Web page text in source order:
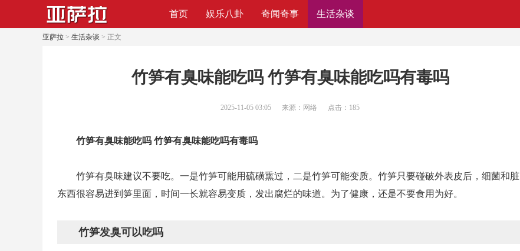
首页 娱乐八卦 奇闻奇事 生活杂谈
亚萨拉 > 生活杂谈 > 正文
​竹笋有臭味能吃吗 竹笋有臭味能吃吗有毒吗
2025-11-05 03:05 来源：网络 点击： 185
竹笋有臭味能吃吗 竹笋有臭味能吃吗有毒吗
竹笋有臭味建议不要吃。一是竹笋可能用硫磺熏过，二是竹笋可能变质。竹笋只要碰破外表皮后，细菌和脏
东西很容易进到笋里面，时间一长就容易变质，发出腐烂的味道。为了健康，还是不要食用为好。
竹笋发臭可以吃吗